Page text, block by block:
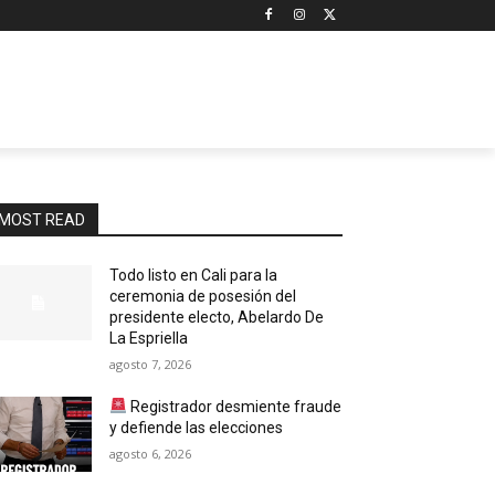
READ
Todo listo en Cali para la
ceremonia de posesión del
presidente electo, Abelardo De
La Espriella
agosto 7, 2026
Registrador desmiente fraude
y defiende las elecciones
agosto 6, 2026